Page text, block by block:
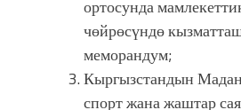
ортосунда
чөйрөсүндө
меморандум;
Кыргызстандын
спорт жана жаштар